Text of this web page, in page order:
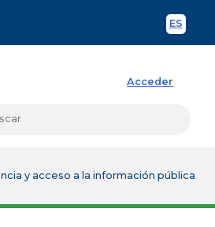
ES
Acceder
y acceso a la información pública